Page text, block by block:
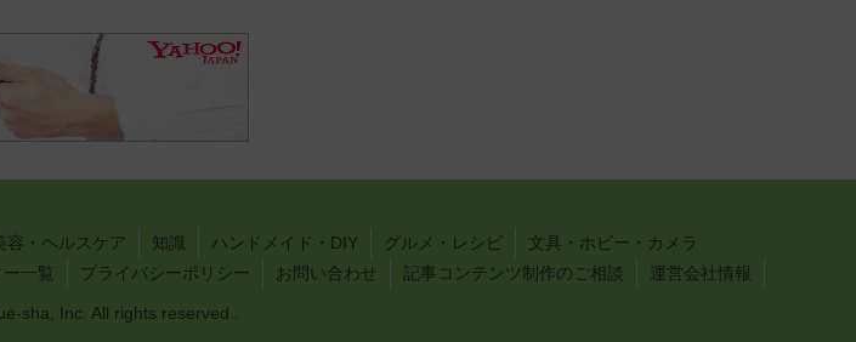
容・ヘルスケア 知識 ハンドメイド・DIY グルメ・レシピ
文具・ホビー・カメラ
ー一覧 プライバシーポリシー お問い合わせ 記事コンテンツ制作のご相談 運営会社情報
sha, Inc. All rights reserved..